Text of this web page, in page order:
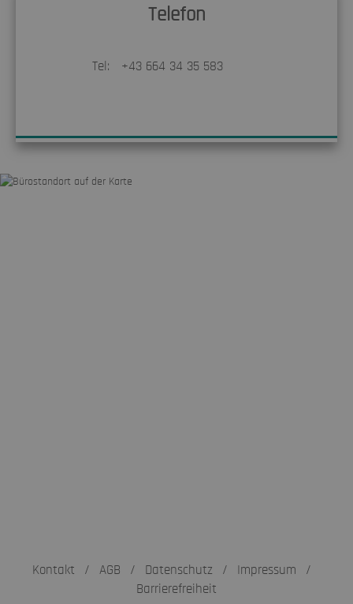
Telefon
Tel: +43 664 34 35 583
Kontakt / AGB / Datenschutz / Impressum
/
Barrierefreiheit